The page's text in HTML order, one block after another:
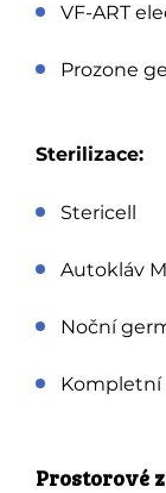
VF-ART
Prozone
Sterilizace:
Stericell
Autokláv
Noční
Prostorové